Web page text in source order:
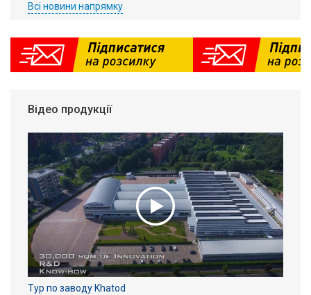
Всі новини напрямку
Відео продукції
Тур по заводу Khatod